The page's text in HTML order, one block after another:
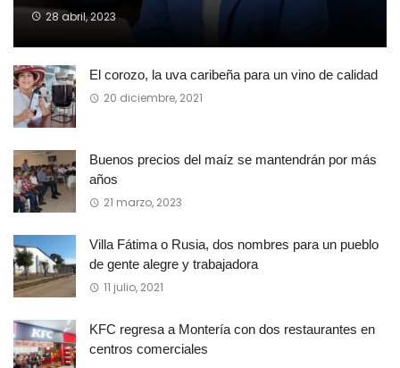
28 abril, 2023
El corozo, la uva caribeña para un vino de calidad
20 diciembre, 2021
Buenos precios del maíz se mantendrán por más
años
21 marzo, 2023
Villa Fátima o Rusia, dos nombres para un pueblo
de gente alegre y trabajadora
11 julio, 2021
KFC regresa a Montería con dos restaurantes en
centros comerciales